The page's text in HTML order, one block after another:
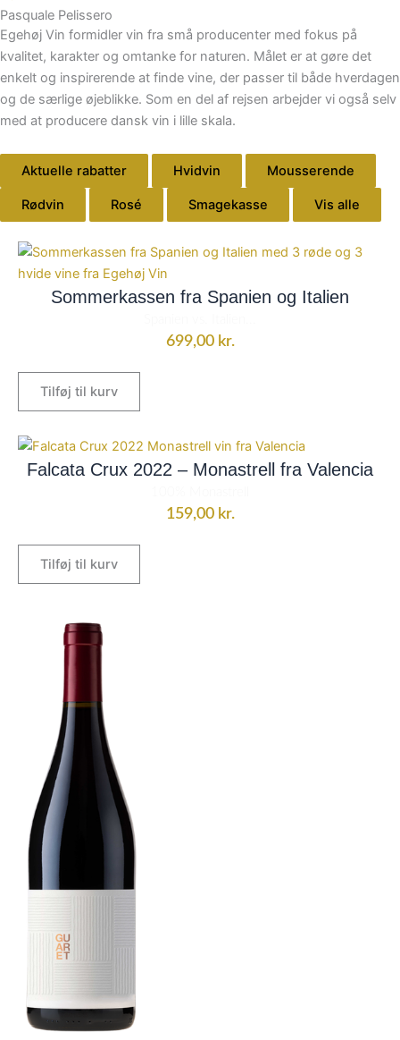
Pasquale Pelissero
Egehøj Vin formidler vin fra små producenter med fokus på
kvalitet, karakter og omtanke for naturen. Målet er at gøre det
enkelt og inspirerende at finde vine, der passer til både hverdagen
og de særlige øjeblikke. Som en del af rejsen arbejder vi også selv
med at producere dansk vin i lille skala.
Aktuelle rabatter Hvidvin Mousserende
Rødvin Rosé Smagekasse Vis alle
Sommerkassen fra Spanien og Italien
699,00 kr.
Tilføj til kurv
Falcata Crux 2022 – Monastrell fra Valencia
159,00 kr.
Tilføj til kurv